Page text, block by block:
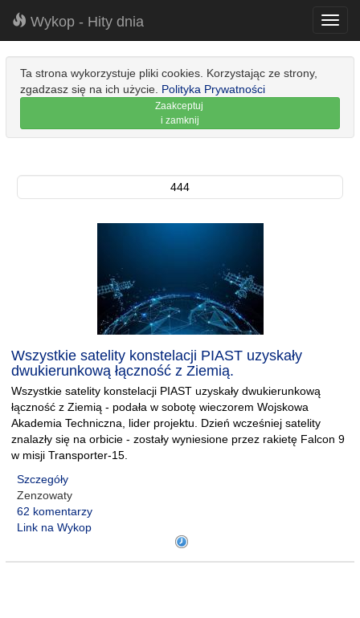
Wykop - Hity dnia
Ta strona wykorzystuje pliki cookies. Korzystając ze strony,
zgadzasz się na ich użycie. Polityka Prywatności
Zaakceptuj
i zamknij
444
Wszystkie satelity konstelacji PIAST uzyskały
dwukierunkową łączność z Ziemią.
Wszystkie satelity konstelacji PIAST uzyskały dwukierunkową
łączność z Ziemią - podała w sobotę wieczorem Wojskowa
Akademia Techniczna, lider projektu. Dzień wcześniej satelity
znalazły się na orbicie - zostały wyniesione przez rakietę Falcon 9
w misji Transporter-15.
Szczegóły
Zenzowaty
62 komentarzy
Link na Wykop